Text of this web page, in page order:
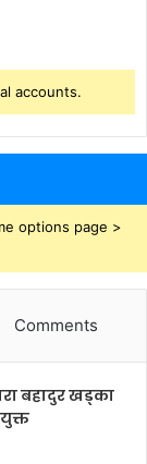
accounts.
options page >
Comments
बहादुर खड्का